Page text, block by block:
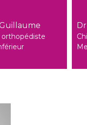
orthopédiste